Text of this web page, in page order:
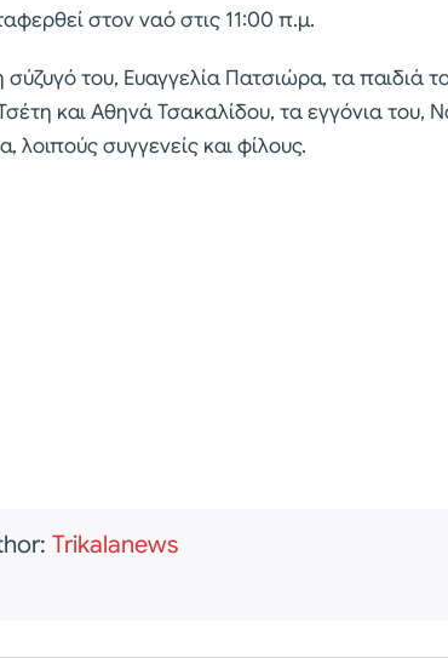
στον ναό στις 11:00 π.μ.
του, Ευαγγελία Πατσιώρα, τα παιδιά
και Αθηνά Τσακαλίδου, τα εγγόνια του,
λοιπούς συγγενείς και φίλους.
Trikalanews